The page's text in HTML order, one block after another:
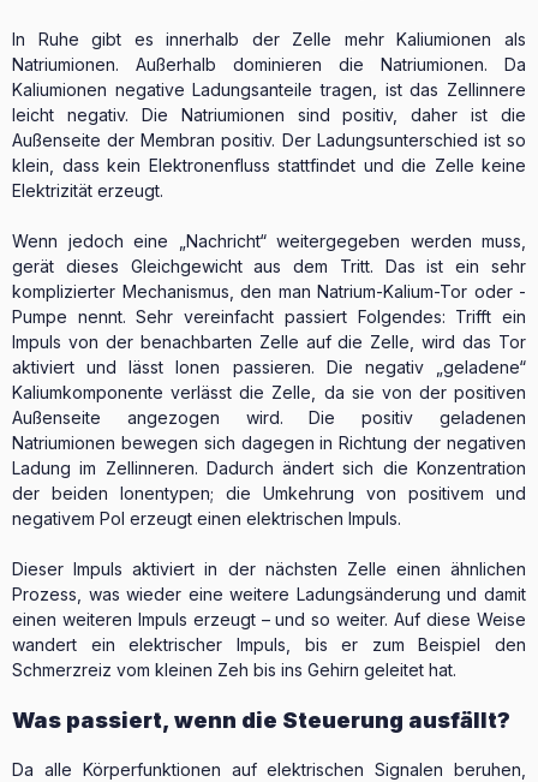
In Ruhe gibt es innerhalb der Zelle mehr Kaliumionen als
Natriumionen. Außerhalb dominieren die Natriumionen. Da
Kaliumionen negative Ladungsanteile tragen, ist das Zellinnere
leicht negativ. Die Natriumionen sind positiv, daher ist die
Außenseite der Membran positiv. Der Ladungsunterschied ist so
klein, dass kein Elektronenfluss stattfindet und die Zelle keine
Elektrizität erzeugt.
Wenn jedoch eine „Nachricht“ weitergegeben werden muss,
gerät dieses Gleichgewicht aus dem Tritt. Das ist ein sehr
komplizierter Mechanismus, den man Natrium-Kalium-Tor oder -
Pumpe nennt. Sehr vereinfacht passiert Folgendes: Trifft ein
Impuls von der benachbarten Zelle auf die Zelle, wird das Tor
aktiviert und lässt Ionen passieren. Die negativ „geladene“
Kaliumkomponente verlässt die Zelle, da sie von der positiven
Außenseite angezogen wird. Die positiv geladenen
Natriumionen bewegen sich dagegen in Richtung der negativen
Ladung im Zellinneren. Dadurch ändert sich die Konzentration
der beiden Ionentypen; die Umkehrung von positivem und
negativem Pol erzeugt einen elektrischen Impuls.
Dieser Impuls aktiviert in der nächsten Zelle einen ähnlichen
Prozess, was wieder eine weitere Ladungsänderung und damit
einen weiteren Impuls erzeugt – und so weiter. Auf diese Weise
wandert ein elektrischer Impuls, bis er zum Beispiel den
Schmerzreiz vom kleinen Zeh bis ins Gehirn geleitet hat.
Was passiert, wenn die Steuerung ausfällt?
Da alle Körperfunktionen auf elektrischen Signalen beruhen,